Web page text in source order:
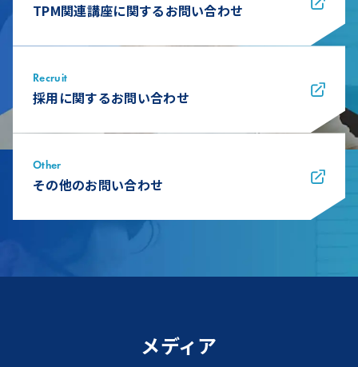
TPM関連講座に関するお問い合わせ
Recruit
採用に関するお問い合わせ
Other
その他のお問い合わせ
メディア